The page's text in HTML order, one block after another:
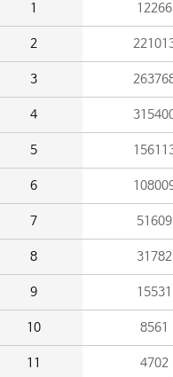
1 12266
2
3
4
5
6
7 51609
8 31782
9 15531
10 8561
11 4702